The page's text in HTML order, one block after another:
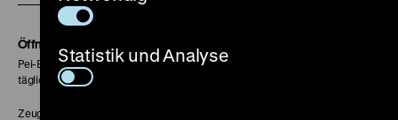
Öffnungszeiten
Pei-Bau:
täglich 10-18 Uhr
Zeughaus:
Statistik und Analyse